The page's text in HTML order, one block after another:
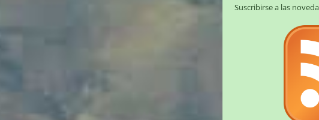
Suscribirse a las